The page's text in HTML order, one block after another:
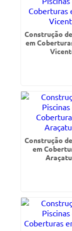
Construção
em
Construção
em